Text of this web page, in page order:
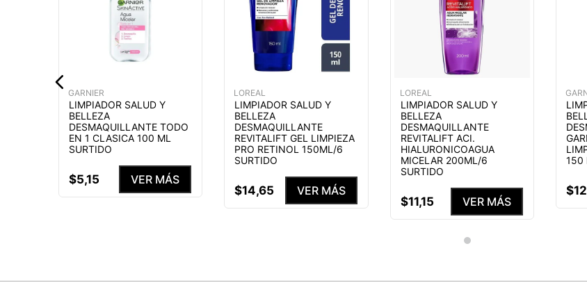
GARNIER
LIMPIADOR SALUD Y
BELLEZA
DESMAQUILLANTE TODO
EN 1 CLASICA 100 ML
SURTIDO
$5,15 VER MÁS
LOREAL
LIMPIADOR SALUD Y
BELLEZA
DESMAQUILLANTE
REVITALIFT GEL LIMPIEZA
PRO RETINOL 150ML/6
SURTIDO
$14,65 VER MÁS
LOREAL
LIMPIADOR SALUD Y
BELLEZA
DESMAQUILLANTE
REVITALIFT ACI.
HIALURONICOAGUA
MICELAR 200ML/6
SURTIDO
$11,15 VER MÁS
150
$12